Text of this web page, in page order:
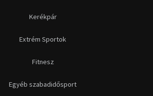
Kerékpár
Extrém Sportok
Fitnesz
Egyéb szabadidősport